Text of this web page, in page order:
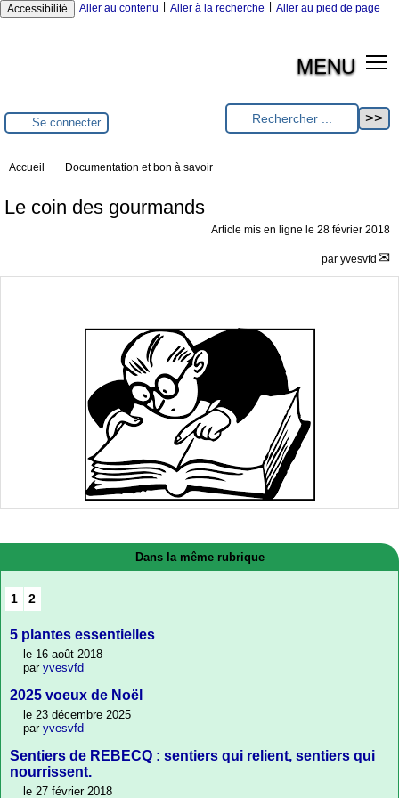
Accessibilité Aller au contenu Aller à la recherche Aller au pied de page
MENU
Se connecter
Accueil Documentation et bon à savoir
Le coin des gourmands
Article mis en ligne le 28 février 2018
par yvesvfd
Dans la même rubrique
1 2
5 plantes essentielles
le 16 août 2018
par yvesvfd
2025 voeux de Noël
le 23 décembre 2025
par yvesvfd
Sentiers de REBECQ : sentiers qui relient, sentiers qui
nourrissent.
le 27 février 2018